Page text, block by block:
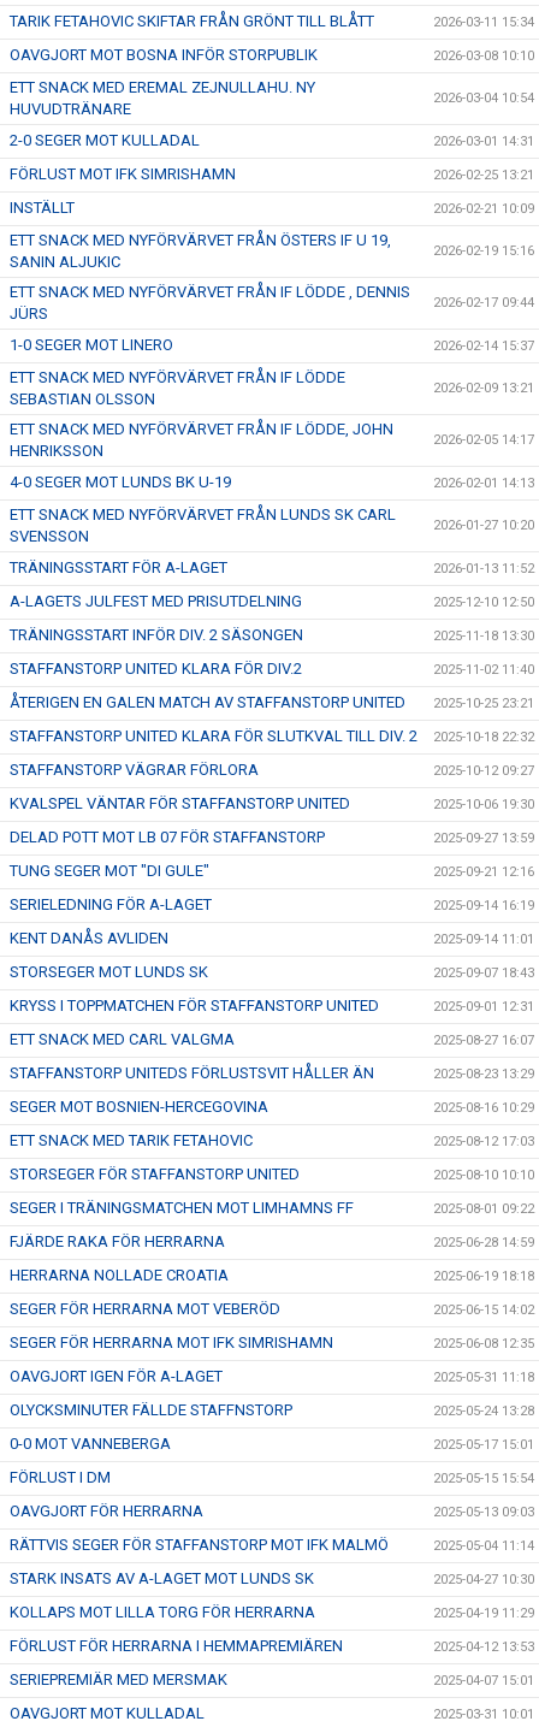
TARIK FETAHOVIC SKIFTAR FRÅN GRÖNT TILL BLÅTT 2026-03-11 15:34
OAVGJORT MOT BOSNA INFÖR STORPUBLIK 2026-03-08 10:10
ETT SNACK MED EREMAL ZEJNULLAHU. NY
HUVUDTRÄNARE
2026-03-04 10:54
2-0 SEGER MOT KULLADAL 2026-03-01 14:31
FÖRLUST MOT IFK SIMRISHAMN 2026-02-25 13:21
INSTÄLLT 2026-02-21 10:09
ETT SNACK MED NYFÖRVÄRVET FRÅN ÖSTERS IF U 19,
SANIN ALJUKIC
2026-02-19 15:16
ETT SNACK MED NYFÖRVÄRVET FRÅN IF LÖDDE , DENNIS
JÜRS
2026-02-17 09:44
1-0 SEGER MOT LINERO 2026-02-14 15:37
ETT SNACK MED NYFÖRVÄRVET FRÅN IF LÖDDE
SEBASTIAN OLSSON
2026-02-09 13:21
ETT SNACK MED NYFÖRVÄRVET FRÅN IF LÖDDE, JOHN
HENRIKSSON
2026-02-05 14:17
4-0 SEGER MOT LUNDS BK U-19 2026-02-01 14:13
ETT SNACK MED NYFÖRVÄRVET FRÅN LUNDS SK CARL
SVENSSON
2026-01-27 10:20
TRÄNINGSSTART FÖR A-LAGET 2026-01-13 11:52
A-LAGETS JULFEST MED PRISUTDELNING 2025-12-10 12:50
TRÄNINGSSTART INFÖR DIV. 2 SÄSONGEN 2025-11-18 13:30
STAFFANSTORP UNITED KLARA FÖR DIV.2 2025-11-02 11:40
ÅTERIGEN EN GALEN MATCH AV STAFFANSTORP UNITED 2025-10-25 23:21
STAFFANSTORP UNITED KLARA FÖR SLUTKVAL TILL DIV. 2 2025-10-18 22:32
STAFFANSTORP VÄGRAR FÖRLORA 2025-10-12 09:27
KVALSPEL VÄNTAR FÖR STAFFANSTORP UNITED 2025-10-06 19:30
DELAD POTT MOT LB 07 FÖR STAFFANSTORP 2025-09-27 13:59
TUNG SEGER MOT "DI GULE" 2025-09-21 12:16
SERIELEDNING FÖR A-LAGET 2025-09-14 16:19
KENT DANÅS AVLIDEN 2025-09-14 11:01
STORSEGER MOT LUNDS SK 2025-09-07 18:43
KRYSS I TOPPMATCHEN FÖR STAFFANSTORP UNITED 2025-09-01 12:31
ETT SNACK MED CARL VALGMA 2025-08-27 16:07
STAFFANSTORP UNITEDS FÖRLUSTSVIT HÅLLER ÄN 2025-08-23 13:29
SEGER MOT BOSNIEN-HERCEGOVINA 2025-08-16 10:29
ETT SNACK MED TARIK FETAHOVIC 2025-08-12 17:03
STORSEGER FÖR STAFFANSTORP UNITED 2025-08-10 10:10
SEGER I TRÄNINGSMATCHEN MOT LIMHAMNS FF 2025-08-01 09:22
FJÄRDE RAKA FÖR HERRARNA 2025-06-28 14:59
HERRARNA NOLLADE CROATIA 2025-06-19 18:18
SEGER FÖR HERRARNA MOT VEBERÖD 2025-06-15 14:02
SEGER FÖR HERRARNA MOT IFK SIMRISHAMN 2025-06-08 12:35
OAVGJORT IGEN FÖR A-LAGET 2025-05-31 11:18
OLYCKSMINUTER FÄLLDE STAFFNSTORP 2025-05-24 13:28
0-0 MOT VANNEBERGA 2025-05-17 15:01
FÖRLUST I DM 2025-05-15 15:54
OAVGJORT FÖR HERRARNA 2025-05-13 09:03
RÄTTVIS SEGER FÖR STAFFANSTORP MOT IFK MALMÖ 2025-05-04 11:14
STARK INSATS AV A-LAGET MOT LUNDS SK 2025-04-27 10:30
KOLLAPS MOT LILLA TORG FÖR HERRARNA 2025-04-19 11:29
FÖRLUST FÖR HERRARNA I HEMMAPREMIÄREN 2025-04-12 13:53
SERIEPREMIÄR MED MERSMAK 2025-04-07 15:01
OAVGJORT MOT KULLADAL 2025-03-31 10:01